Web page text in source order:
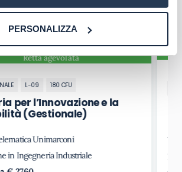
PERSONALIZZA
Retta agevolata
L-09 180 CFU
per l’Innovazione e la
(Gestionale)
Unimarconi
in Ingegneria Industriale